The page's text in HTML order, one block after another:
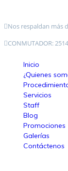
Nos respaldan más
CONMUTADOR:
Inicio
¿Quienes
Servicios
Staff
Blog
Promociones
Galerías
Contáctenos